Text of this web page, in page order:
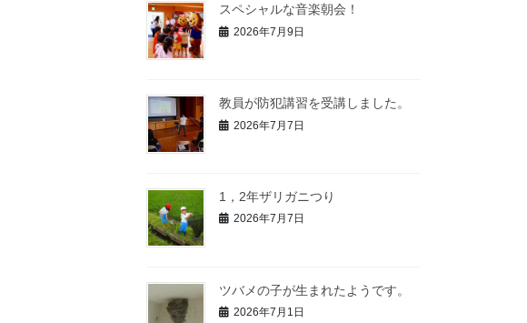
スペシャルな音楽朝会！
2026年7月9日
教員が防犯講習を受講しました。
2026年7月7日
1，2年ザリガニつり
2026年7月7日
ツバメの子が生まれたようです。
2026年7月1日